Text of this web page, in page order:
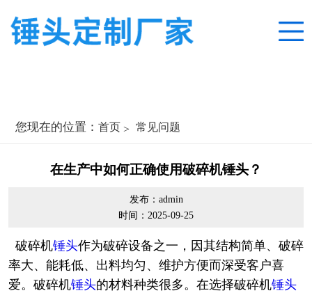
您现在的位置： 首页 常见问题
在生产中如何正确使用破碎机锤头？
发布：admin
时间：2025-09-25
破碎机锤头作为破碎设备之一，因其结构简单、破碎
率大、能耗低、出料均匀、维护方便而深受客户喜
爱。破碎机锤头的材料种类很多。在选择破碎机锤头